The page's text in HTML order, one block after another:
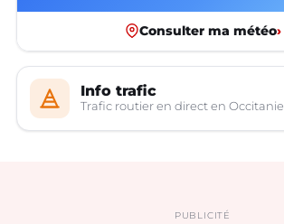
Consulter ma météo›
Info trafic
Trafic routier en direct en Occitanie
PUBLICITÉ